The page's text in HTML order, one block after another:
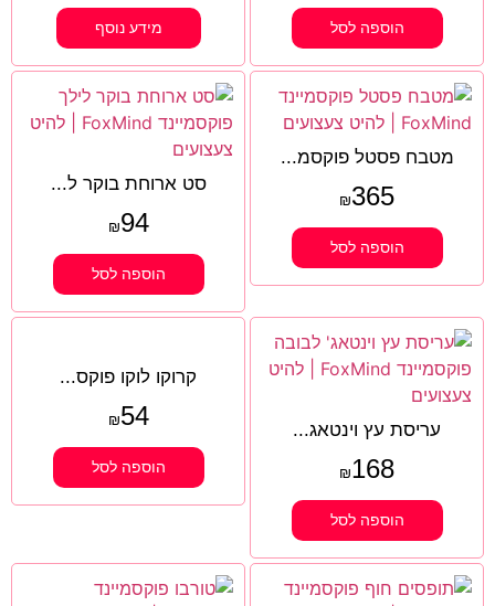
הוספה לסל מידע נוסף
מטבח פסטל פוקסמ...
₪365
הוספה לסל
סט ארוחת בוקר ל...
₪94
הוספה לסל
עריסת עץ וינטאג...
₪168
הוספה לסל
קרוקו לוקו פוקס...
₪54
הוספה לסל